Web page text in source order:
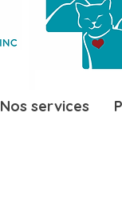
Nos services